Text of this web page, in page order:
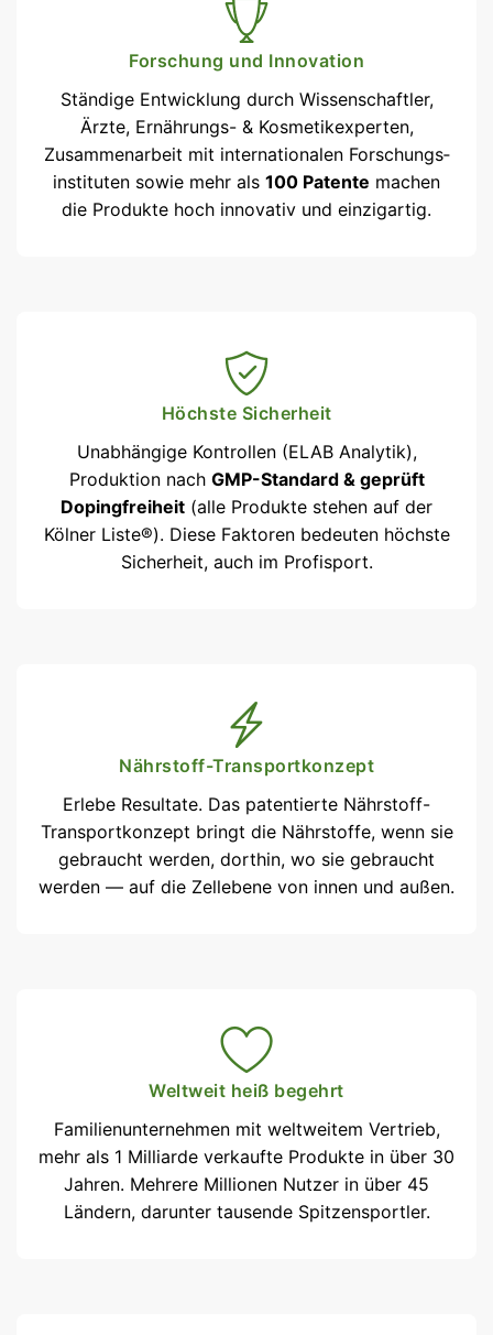
Forschung und Innovation
Ständige Entwicklung durch Wissenschaftler,
Ärzte, Ernährungs- & Kosmetikexperten,
Zusammenarbeit mit internationalen Forschungs­
instituten sowie mehr als 100 Patente machen
die Produkte hoch innovativ und einzigartig.
Höchste Sicherheit
Unabhängige Kontrollen (ELAB Analytik),
Produktion nach GMP-Standard & geprüft
Dopingfreiheit (alle Produkte stehen auf der
Kölner Liste®). Diese Faktoren bedeuten höchste
Sicherheit, auch im Profisport.
Nährstoff-Transportkonzept
Erlebe Resultate. Das patentierte Nährstoff-
Transportkonzept bringt die Nährstoffe, wenn sie
gebraucht werden, dorthin, wo sie gebraucht
werden — auf die Zellebene von innen und außen.
Weltweit heiß begehrt
Familienunternehmen mit weltweitem Vertrieb,
mehr als 1 Milliarde verkaufte Produkte in über 30
Jahren. Mehrere Millionen Nutzer in über 45
Ländern, darunter tausende Spitzensportler.